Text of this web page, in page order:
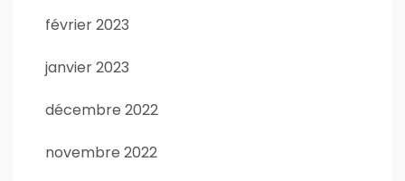
février 2023
janvier 2023
décembre 2022
novembre 2022